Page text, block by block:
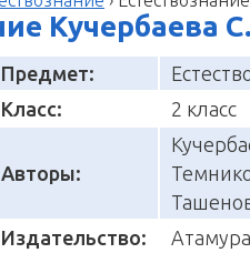
Кучербаева
Предмет:
Класс:
2 класс
Авторы:
Издательство:
Атамура